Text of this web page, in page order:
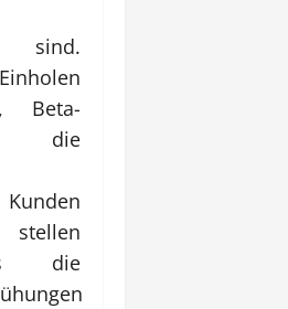
sind.
Beta-
die
stellen
die